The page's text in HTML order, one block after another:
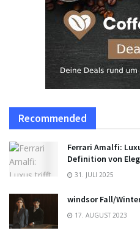
Recommended
Ferrari Amalfi:
Definition von
31. JULI 2025
windsor Fall/
17. AUGUST 2023